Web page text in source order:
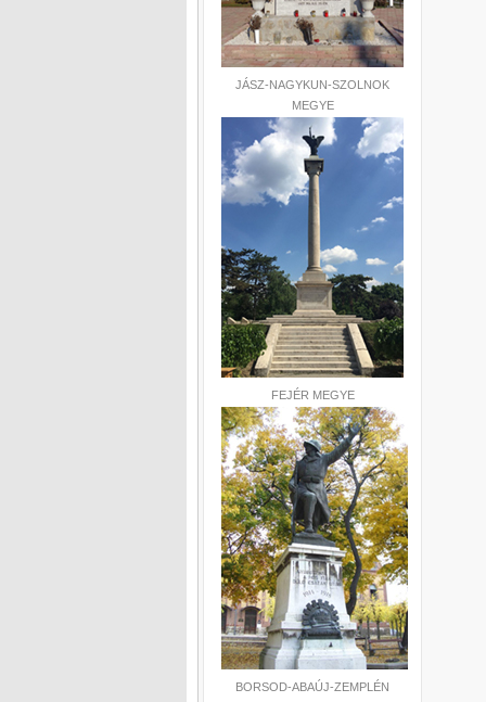
JÁSZ-NAGYKUN-SZOLNOK
MEGYE
FEJÉR MEGYE
BORSOD-ABAÚJ-ZEMPLÉN